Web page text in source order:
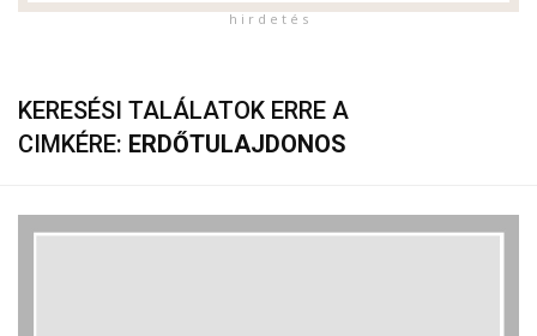
h i r d e t é s
KERESÉSI TALÁLATOK ERRE A
CIMKÉRE: ERDŐTULAJDONOS